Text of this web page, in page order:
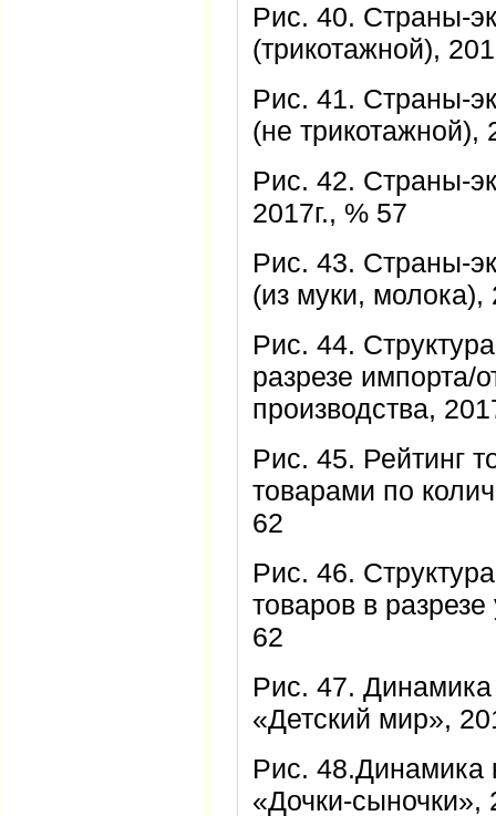
Рис. 40. Страны-
(трикотажной),
Рис. 41. Страны-
(не трикотажной),
Рис. 42. Страны-
2017г., % 57
Рис. 43. Страны-
(из муки, молока),
Рис. 44.
разрезе импорта/
производства,
Рис. 45. Рейтинг
товарами по
62
Рис. 46.
товаров в
62
Рис. 47. Динамика
«Детский мир»,
Рис. 48.Динамика
«Дочки-сыночки»,